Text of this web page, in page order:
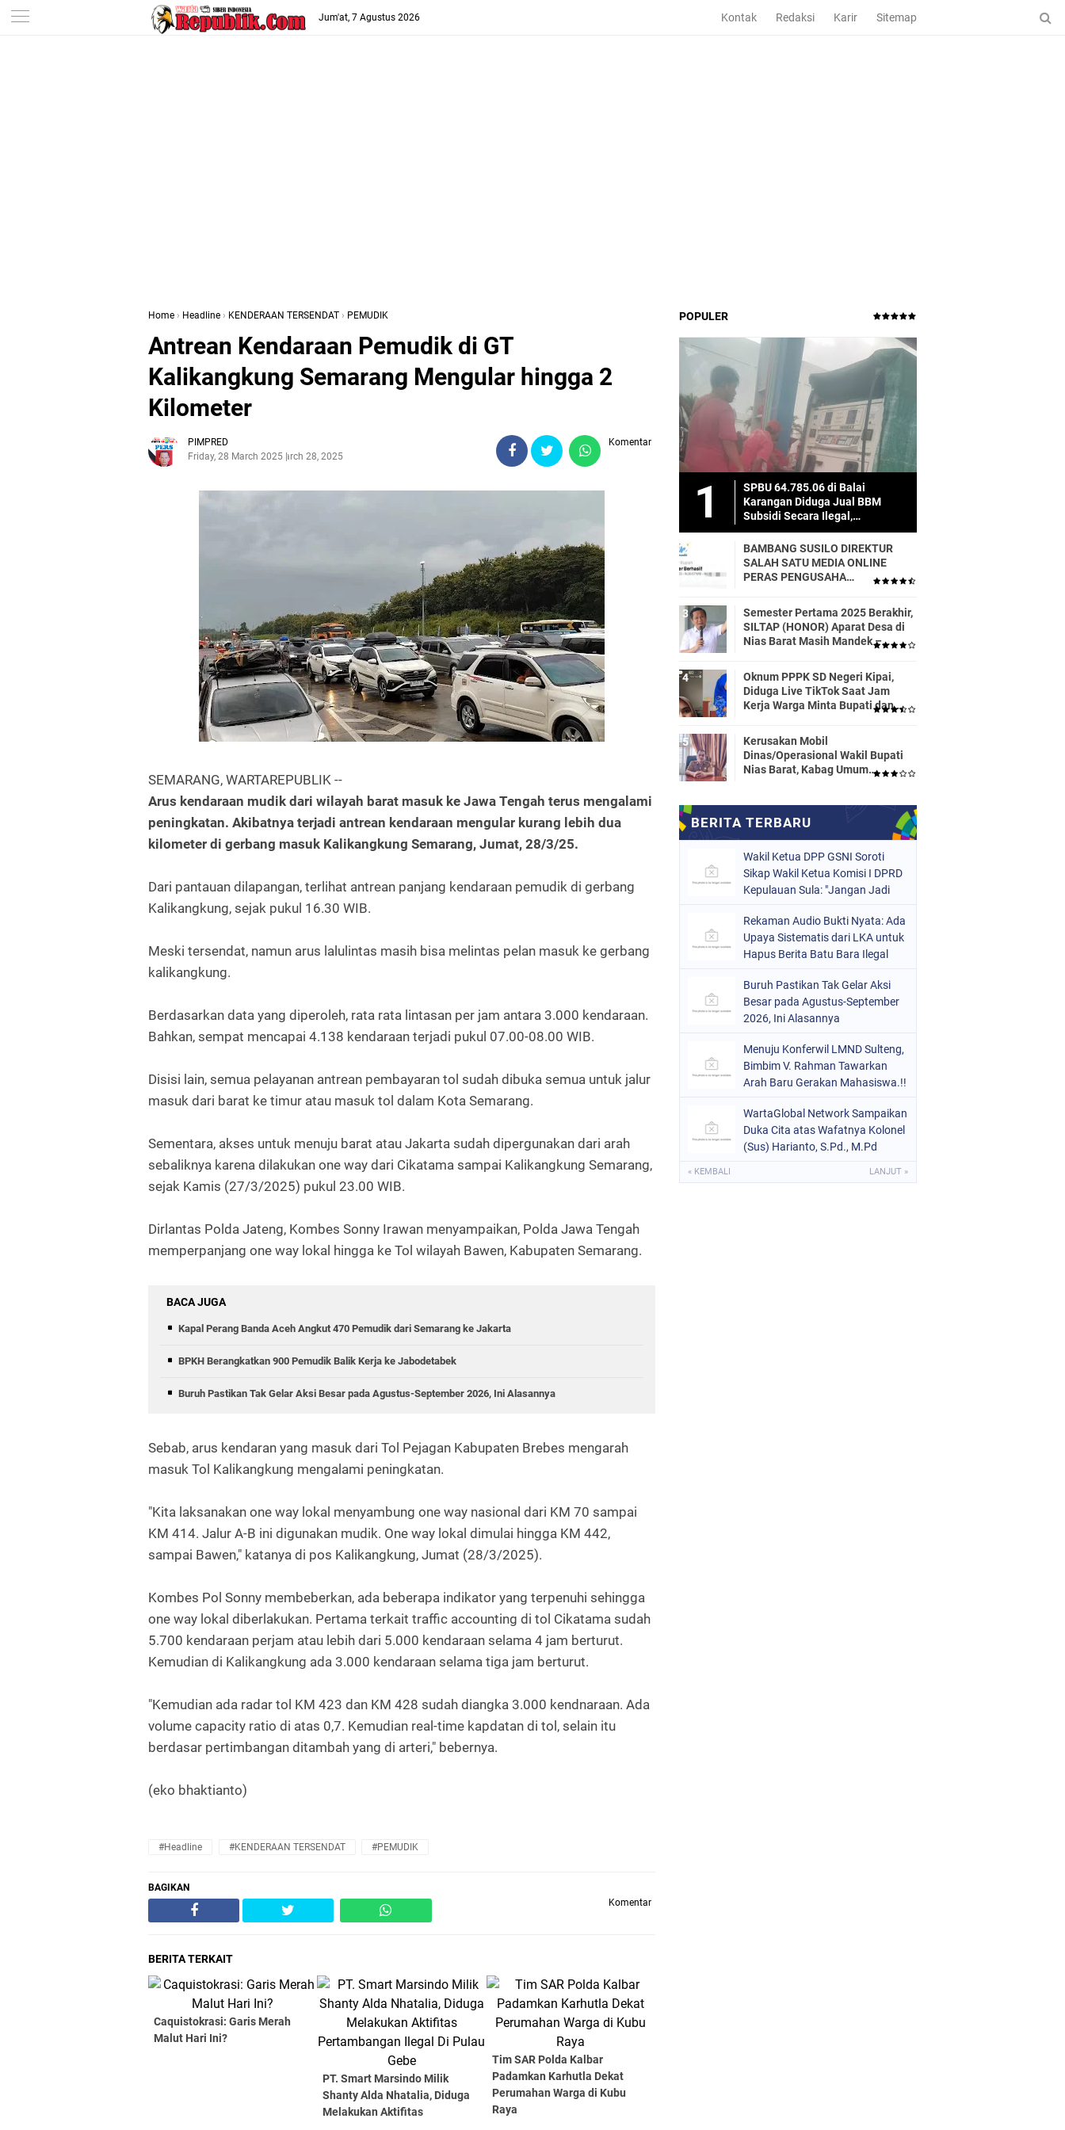
-->
Jum'at, 7 Agustus 2026 Kontak Redaksi Karir Sitemap
Home › Headline › KENDERAAN TERSENDAT › PEMUDIK
Antrean Kendaraan Pemudik di GT
Kalikangkung Semarang Mengular hingga 2
Kilometer
PIMPRED
Friday, 28 March 2025March 28, 2025
Komentar
SEMARANG, WARTAREPUBLIK --
Arus kendaraan mudik dari wilayah barat masuk ke Jawa Tengah terus mengalami
peningkatan. Akibatnya terjadi antrean kendaraan mengular kurang lebih dua
kilometer di gerbang masuk Kalikangkung Semarang, Jumat, 28/3/25.
Dari pantauan dilapangan, terlihat antrean panjang kendaraan pemudik di gerbang
Kalikangkung, sejak pukul 16.30 WIB.
Meski tersendat, namun arus lalulintas masih bisa melintas pelan masuk ke gerbang
kalikangkung.
Berdasarkan data yang diperoleh, rata rata lintasan per jam antara 3.000 kendaraan.
Bahkan, sempat mencapai 4.138 kendaraan terjadi pukul 07.00-08.00 WIB.
Disisi lain, semua pelayanan antrean pembayaran tol sudah dibuka semua untuk jalur
masuk dari barat ke timur atau masuk tol dalam Kota Semarang.
Sementara, akses untuk menuju barat atau Jakarta sudah dipergunakan dari arah
sebaliknya karena dilakukan one way dari Cikatama sampai Kalikangkung Semarang,
sejak Kamis (27/3/2025) pukul 23.00 WIB.
Dirlantas Polda Jateng, Kombes Sonny Irawan menyampaikan, Polda Jawa Tengah
memperpanjang one way lokal hingga ke Tol wilayah Bawen, Kabupaten Semarang.
BACA JUGA
Kapal Perang Banda Aceh Angkut 470 Pemudik dari Semarang ke Jakarta
BPKH Berangkatkan 900 Pemudik Balik Kerja ke Jabodetabek
Buruh Pastikan Tak Gelar Aksi Besar pada Agustus-September 2026, Ini Alasannya
Sebab, arus kendaran yang masuk dari Tol Pejagan Kabupaten Brebes mengarah
masuk Tol Kalikangkung mengalami peningkatan.
"Kita laksanakan one way lokal menyambung one way nasional dari KM 70 sampai
KM 414. Jalur A-B ini digunakan mudik. One way lokal dimulai hingga KM 442,
sampai Bawen," katanya di pos Kalikangkung, Jumat (28/3/2025).
Kombes Pol Sonny membeberkan, ada beberapa indikator yang terpenuhi sehingga
one way lokal diberlakukan. Pertama terkait traffic accounting di tol Cikatama sudah
5.700 kendaraan perjam atau lebih dari 5.000 kendaraan selama 4 jam berturut.
Kemudian di Kalikangkung ada 3.000 kendaraan selama tiga jam berturut.
"Kemudian ada radar tol KM 423 dan KM 428 sudah diangka 3.000 kendnaraan. Ada
volume capacity ratio di atas 0,7. Kemudian real-time kapdatan di tol, selain itu
berdasar pertimbangan ditambah yang di arteri," bebernya.
(eko bhaktianto)
#Headline #KENDERAAN TERSENDAT #PEMUDIK
BAGIKAN
Komentar
BERITA TERKAIT
Caquistokrasi: Garis Merah
Malut Hari Ini?
PT. Smart Marsindo Milik
Shanty Alda Nhatalia, Diduga
Melakukan Aktifitas
Tim SAR Polda Kalbar
Padamkan Karhutla Dekat
Perumahan Warga di Kubu
Raya
POPULER
SPBU 64.785.06 di Balai
Karangan Diduga Jual BBM
Subsidi Secara Ilegal,
Masyarakat Dirugikan!
BAMBANG SUSILO DIREKTUR
SALAH SATU MEDIA ONLINE
PERAS PENGUSAHA
Semester Pertama 2025 Berakhir,
SILTAP (HONOR) Aparat Desa di
Nias Barat Masih Mandek –
Persen
Oknum PPPK SD Negeri Kipai,
Diduga Live TikTok Saat Jam
Kerja Warga Minta Bupati dan
Segera Proses Sesuai Hukum
Kerusakan Mobil
Dinas/Operasional Wakil Bupati
Nias Barat, Kabag Umum
Wakil Ketua DPP GSNI Soroti
Sikap Wakil Ketua Komisi I DPRD
Kepulauan Sula: "Jangan Jadi
Rekaman Audio Bukti Nyata: Ada
Upaya Sistematis dari LKA untuk
Hapus Berita Batu Bara Ilegal
Buruh Pastikan Tak Gelar Aksi
Besar pada Agustus-September
2026, Ini Alasannya
Menuju Konferwil LMND Sulteng,
Bimbim V. Rahman Tawarkan
Arah Baru Gerakan Mahasiswa.!!
WartaGlobal Network Sampaikan
Duka Cita atas Wafatnya Kolonel
(Sus) Harianto, S.Pd., M.Pd
« KEMBALI LANJUT »